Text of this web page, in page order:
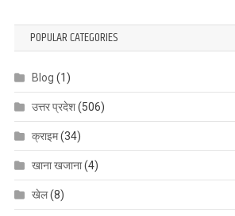
POPULAR CATEGORIES
Blog (1)
उत्तर प्रदेश(506)
क्राइम(34)
खाना खजाना(4)
खेल(8)